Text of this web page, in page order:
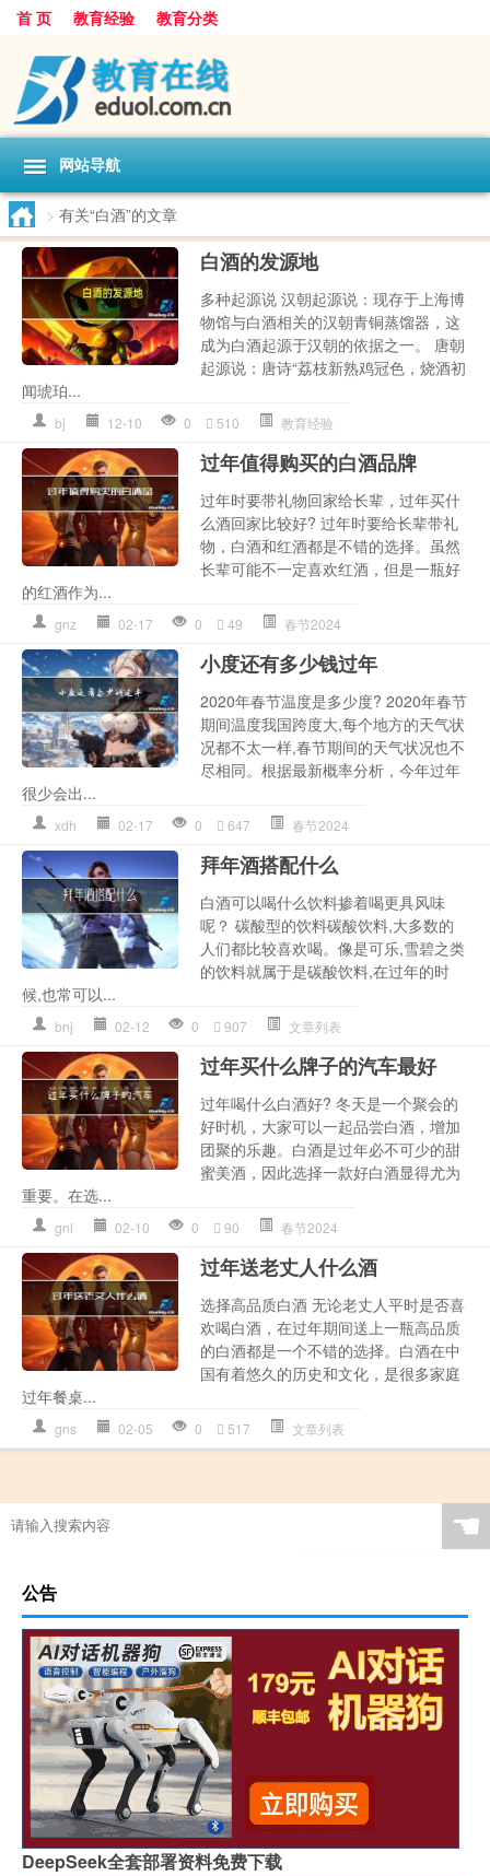
首 页 教育经验 教育分类
网站导航
> 有关“白酒”的文章
白酒的发源地
多种起源说 汉朝起源说：现存于上海博
物馆与白酒相关的汉朝青铜蒸馏器，这
成为白酒起源于汉朝的依据之一。 唐朝
起源说：唐诗“荔枝新熟鸡冠色，烧酒初
闻琥珀...
bj 12-10 0 510 教育经验
过年值得购买的白酒品牌
过年时要带礼物回家给长辈，过年买什
么酒回家比较好? 过年时要给长辈带礼
物，白酒和红酒都是不错的选择。虽然
长辈可能不一定喜欢红酒，但是一瓶好
的红酒作为...
gnz 02-17 0 49 春节2024
小度还有多少钱过年
2020年春节温度是多少度? 2020年春节
期间温度我国跨度大,每个地方的天气状
况都不太一样,春节期间的天气状况也不
尽相同。根据最新概率分析，今年过年
很少会出...
xdh 02-17 0 647 春节2024
拜年酒搭配什么
白酒可以喝什么饮料掺着喝更具风味
呢？ 碳酸型的饮料碳酸饮料,大多数的
人们都比较喜欢喝。像是可乐,雪碧之类
的饮料就属于是碳酸饮料,在过年的时
候,也常可以...
bnj 02-12 0 907 文章列表
过年买什么牌子的汽车最好
过年喝什么白酒好? 冬天是一个聚会的
好时机，大家可以一起品尝白酒，增加
团聚的乐趣。白酒是过年必不可少的甜
蜜美酒，因此选择一款好白酒显得尤为
重要。在选...
gnl 02-10 0 90 春节2024
过年送老丈人什么酒
选择高品质白酒 无论老丈人平时是否喜
欢喝白酒，在过年期间送上一瓶高品质
的白酒都是一个不错的选择。白酒在中
国有着悠久的历史和文化，是很多家庭
过年餐桌...
gns 02-05 0 517 文章列表
☚
公告
DeepSeek全套部署资料免费下载